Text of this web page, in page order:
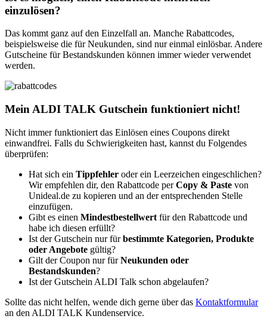
einzulösen?
Das kommt ganz auf den Einzelfall an. Manche Rabattcodes,
beispielsweise die für Neukunden, sind nur einmal einlösbar. Andere
Gutscheine für Bestandskunden können immer wieder verwendet
werden.
Mein ALDI TALK Gutschein funktioniert nicht!
Nicht immer funktioniert das Einlösen eines Coupons direkt
einwandfrei. Falls du Schwierigkeiten hast, kannst du Folgendes
überprüfen:
Hat sich ein Tippfehler oder ein Leerzeichen eingeschlichen?
Wir empfehlen dir, den Rabattcode perCopy & Paste von
Unideal.de zu kopieren und an der entsprechenden Stelle
einzufügen.
Gibt es einen Mindestbestellwert für den Rabattcode und
habe ich diesen erfüllt?
Ist der Gutschein nur fürbestimmte Kategorien, Produkte
oder Angebote gültig?
Gilt der Coupon nur fürNeukunden oder
Bestandskunden?
Ist der Gutschein ALDI Talk schon abgelaufen?
Sollte das nicht helfen, wende dich gerne über das Kontaktformular
an den ALDI TALK Kundenservice.